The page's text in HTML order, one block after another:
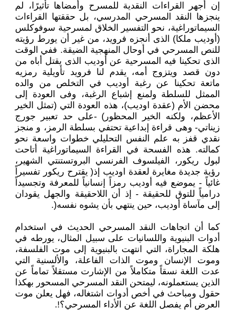
إن أجهر القراءات النقدية للمسرح وأمضاها تأثيرًا، لم
ينجزها النقد المسرحي المدرسي، بل حققتها القراءات
السيماتوراغية، نحو التفسير الخلاق لمسرحية سوفوكلس
(أوديب ملكا) الذى أنجزه فرويد، من غير أن يورط رؤيته
للنص المسرحي في أوحال المنهجية الضيقة. ففي الوقت
الذى تحكينا فيه المسرحية عن أوديب الذى يقتل أباه من
دون قصد ويتزوج أمه، يقدم لنا فرويد تأويلية رمزيه
ماتعة تحكينا عن رغبة أوديب في التخلص من والده
الممثل للسلطة ولمنع إشباع الرغبة، وفى العودة إلى
محضن الأم (عقدة اوديب)، هذه العودة التي (تمثل الخير
الأعظم، ولكنه الخير المحظور) -على حد تعبير جورج
زيناتي- وهى قراءة إبداعية تحتفي بسلطة الرمز، و منجز
نقدي قفز به علم النفس التحليلي خطوات واسعة نحو
كمالته. هذه الفسحة في القراءة السيماتوراغية أتاحت
لبول ريكور، الفيلسوف الفرنسي البروتستنتي الشهير،
رؤية جديدة مغايرة لعقدة اوديب إذ( يقترح ريكور تفسيراً
غائياً - يموضع فيه أوديب رمزاً إنسانياً للمعرفة وتجسيداً
درامياً للتوق للحقيقة - إذ أن اللاحقيقة والجهل يقودان
إلى مآساة أوديب، حين ينتهي بأن يشوه نفسه(.
كما أن اتجاهات النقد المسرحي الحديث في استخدام
أدوات البنيوية واللسانيات على سبيل المثال، يورطه في
هلكة المجاراة، التي انتهت بالبنيوية إلى موت الفلسفة،
وموت الإنسان وموت الذات الفاعلة، والألسنية التي
عدت اللغة نسقاً متكاملاً من الإشارت مستقلاً تماماً عن
الذين يستعملونه، ليمتحن النقد المسرحي المسحور بهكذا
حقول ومباحث في أخص أدوات اشتغاله، فهل يعلن موت
العرض أم يفصل اللغة عن الأداء المسرحي؟!.